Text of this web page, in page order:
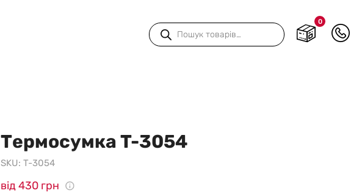
Пошук
товарів
0
Термосумка T-3054
SKU: T-3054
від 430 грн